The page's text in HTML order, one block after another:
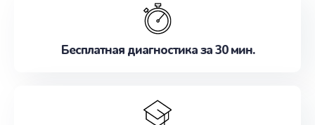
наилучшим образом. Не медлите записаться на
Бесплатная диагностика за 30 мин.